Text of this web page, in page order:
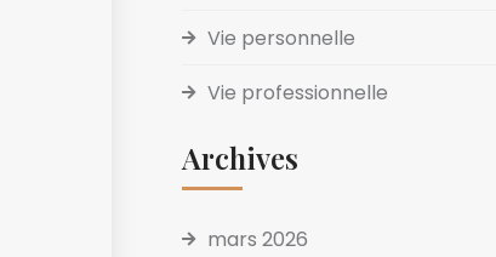
Vie personnelle
Vie professionnelle
Archives
mars 2026